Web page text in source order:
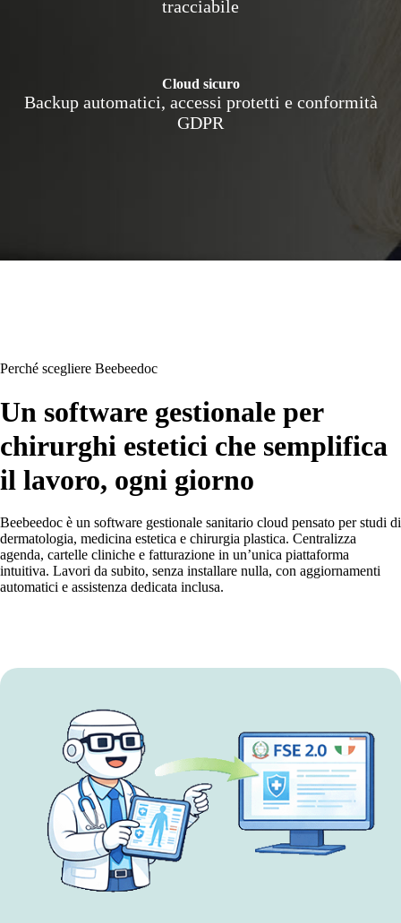
tracciabile
Cloud sicuro
Backup automatici, accessi protetti e conformità
GDPR
Perché scegliere Beebeedoc
Un software gestionale per
chirurghi estetici che semplifica
il lavoro, ogni giorno
Beebeedoc è un software gestionale sanitario cloud pensato per studi di
dermatologia, medicina estetica e chirurgia plastica. Centralizza
agenda, cartelle cliniche e fatturazione in un’unica piattaforma
intuitiva. Lavori da subito, senza installare nulla, con aggiornamenti
automatici e assistenza dedicata inclusa.